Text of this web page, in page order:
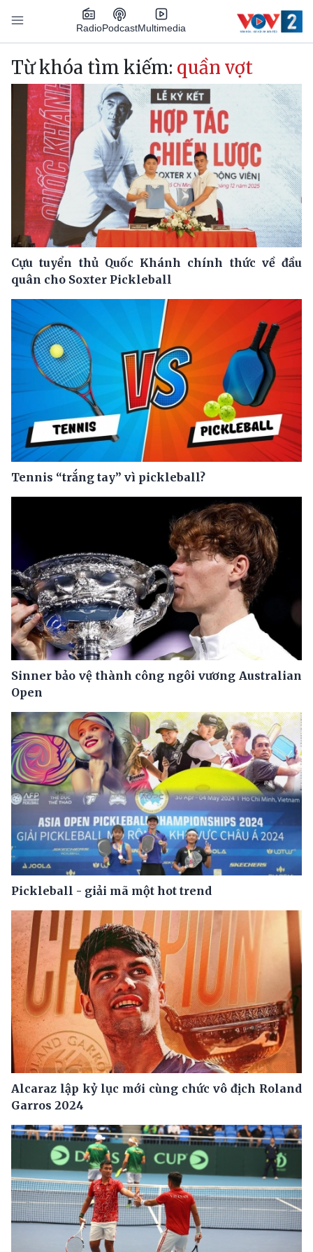
Nhảy đến nội dung
RadioPodcastMultimedia
Main navigation
Từ khóa tìm kiếm: quần vợt
Cựu tuyển thủ Quốc Khánh chính thức về đầu
quân cho Soxter Pickleball
Tennis “trắng tay” vì pickleball?
Sinner bảo vệ thành công ngôi vương Australian
Open
Pickleball - giải mã một hot trend
Alcaraz lập kỷ lục mới cùng chức vô địch Roland
Garros 2024